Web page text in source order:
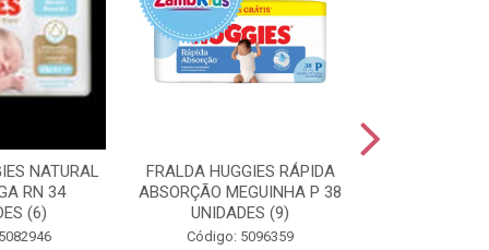
NATURAL
RN 34
(6)
FRALDA HUGGIES RÁPIDA
ABSORÇÃO MEGUINHA P 38
UNIDADES (9)
Código: 5096359